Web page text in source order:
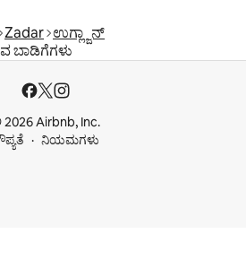
Zadar ಉಗ್ಲ್ಜಾನ್
ಬಾಡಿಗೆಗಳು
Airbnb, Inc.
ನಿಯಮಗಳು